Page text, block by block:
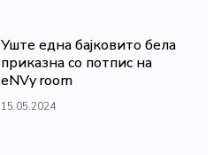
Уште една бајковито бела
приказна со потпис на
eNVy room
15.05.2024